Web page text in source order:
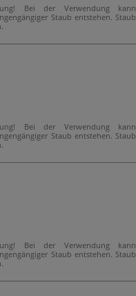
Bei der Verwendung kann
Staub entstehen. Staub
Bei der Verwendung kann
Staub entstehen. Staub
Bei der Verwendung kann
Staub entstehen. Staub